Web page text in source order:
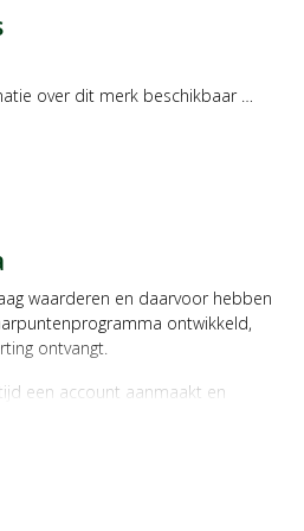
bewaren.
over dit merk beschikbaar …
waarderen en daarvoor hebben
ontwikkeld,
ontvangt.
een account aanmaakt en
je per bestede euro 1 spaarpunt,